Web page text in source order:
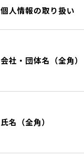
個人情報の取り扱い
会社・団体名（全角）
氏名（全角）